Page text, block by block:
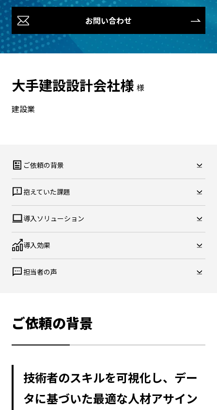
お問い合わせ
大手建設設計会社様 様
建設業
ご依頼の背景
抱えていた課題
導入ソリューション
導入効果
担当者の声
ご依頼の背景
技術者のスキルを可視化し、デー
タに基づいた最適な人材アサイン